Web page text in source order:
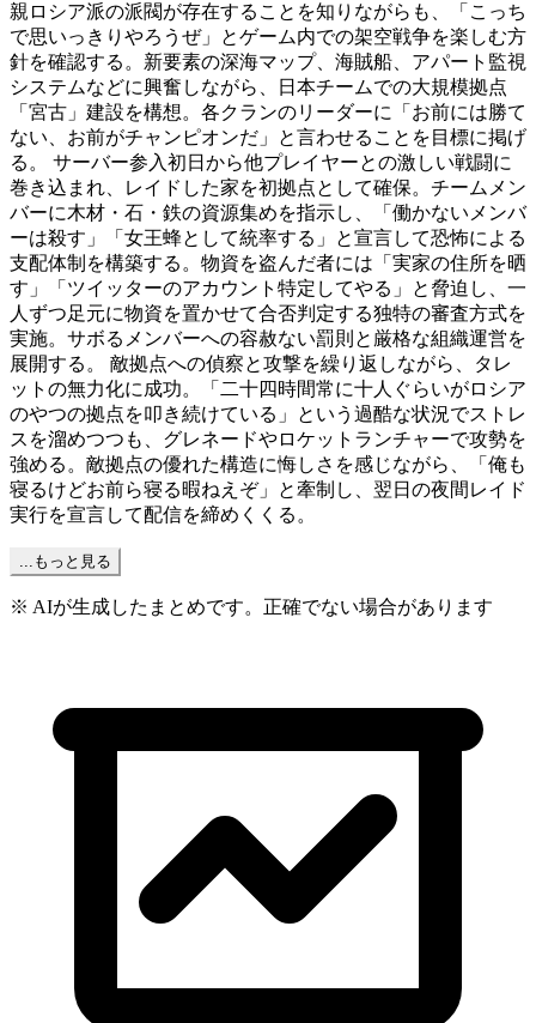
親ロシア派の派閥が存在することを知りながらも、「こっち
で思いっきりやろうぜ」とゲーム内での架空戦争を楽しむ方
針を確認する。新要素の深海マップ、海賊船、アパート監視
システムなどに興奮しながら、日本チームでの大規模拠点
「宮古」建設を構想。各クランのリーダーに「お前には勝て
ない、お前がチャンピオンだ」と言わせることを目標に掲げ
る。 サーバー参入初日から他プレイヤーとの激しい戦闘に
巻き込まれ、レイドした家を初拠点として確保。チームメン
バーに木材・石・鉄の資源集めを指示し、「働かないメンバ
ーは殺す」「女王蜂として統率する」と宣言して恐怖による
支配体制を構築する。物資を盗んだ者には「実家の住所を晒
す」「ツイッターのアカウント特定してやる」と脅迫し、一
人ずつ足元に物資を置かせて合否判定する独特の審査方式を
実施。サボるメンバーへの容赦ない罰則と厳格な組織運営を
展開する。 敵拠点への偵察と攻撃を繰り返しながら、タレ
ットの無力化に成功。「二十四時間常に十人ぐらいがロシア
のやつの拠点を叩き続けている」という過酷な状況でストレ
スを溜めつつも、グレネードやロケットランチャーで攻勢を
強める。敵拠点の優れた構造に悔しさを感じながら、「俺も
寝るけどお前ら寝る暇ねえぞ」と牽制し、翌日の夜間レイド
実行を宣言して配信を締めくくる。
...もっと見る
※ AIが生成したまとめです。正確でない場合があります